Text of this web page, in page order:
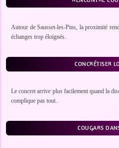
Autour de Sausset-les-Pins, la proximité
échanges trop éloignés.
CONCRÉTISER
Le concret arrive plus facilement quand la
complique pas tout.
COUGARS